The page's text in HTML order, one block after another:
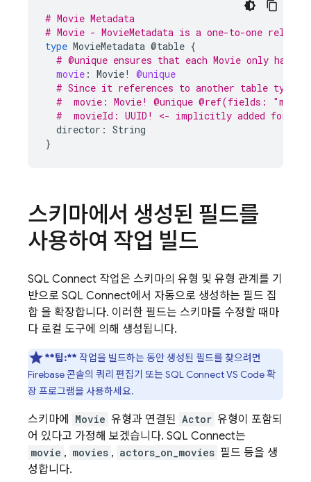
# Movie Metadata
# Movie - MovieMetadata is a one-to-one
type MovieMetadata @table {
# @unique ensures that each Movie only has
movie : Movie!
@unique
# Since it references to another table type,
#  movie: Movie! @unique @ref(fields:
#  movieId: UUID! <- implicitly added
director: String
}
스키마에서 생성된 필드를
사용하여 작업 빌드
SQL Connect 작업은 스키마의 유형 및 유형 관계를 기
반으로 SQL Connect에서 자동으로 생성하는 필드 집
합 을 확장합니다. 이러한 필드는 스키마를 수정할 때마
다 로컬 도구에 의해 생성됩니다.
**팁:** 작업을 빌드하는 동안 생성된 필드를 찾으려면
Firebase콘솔의 쿼리 편집기 또는 SQL Connect VS Code 확
장 프로그램을 사용하세요.
스키마에 Movie 유형과 연결된 Actor 유형이 포함되
어 있다고 가정해 보겠습니다. SQL Connect는
movie , movies , actors_on_movies 필드 등을 생
성합니다.